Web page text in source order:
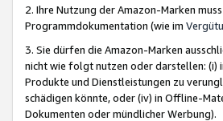
2. Ihre Nutzung der Amazon-Marken
Programmdokumentation (wie im
3. Sie dürfen die Amazon-Marken
nicht wie folgt nutzen oder darstellen: (i)
Produkte und Dienstleistungen zu
schädigen könnte, oder (iv) in Offline-
Dokumenten oder mündlicher Werbung).